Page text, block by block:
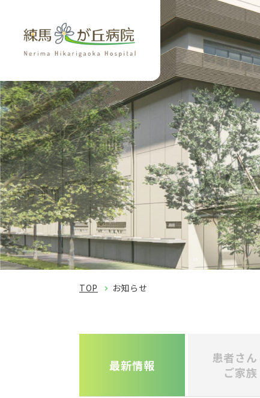
TOP お知らせ
最新情報
患者さん
ご家族